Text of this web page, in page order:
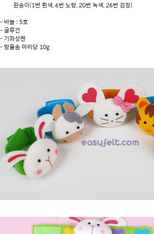
원숭이(1번 흰색, 6번 노랑, 20번 녹색, 26번 검정)
- 바늘 : 5호
- 글루건
- 기화성펜
- 방울솜 마리당 10g